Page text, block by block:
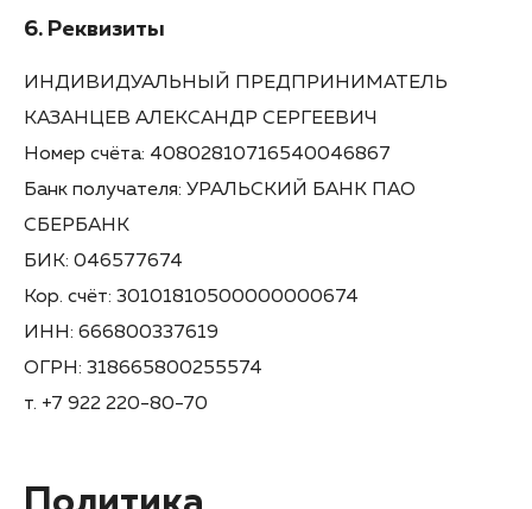
6. Реквизиты
ИНДИВИДУАЛЬНЫЙ ПРЕДПРИНИМАТЕЛЬ
КАЗАНЦЕВ АЛЕКСАНДР СЕРГЕЕВИЧ
Номер счёта: 40802810716540046867
Банк получателя: УРАЛЬСКИЙ БАНК ПАО
СБЕРБАНК
БИК: 046577674
Кор. счёт: 30101810500000000674
ИНН: 666800337619
ОГРН: 318665800255574
т. +7 922 220-80-70